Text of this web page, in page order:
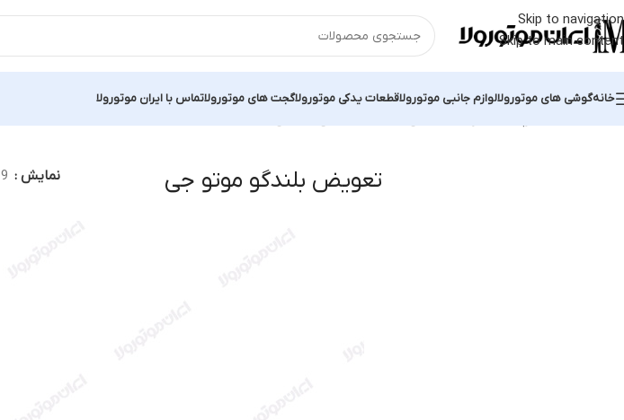
Skip to navigation
Skip to main content
خانهگوشی های موتورولالوازم جانبی موتورولاقطعات یدکی موتورولاگجت های موتورولاتماس با ایران موتورولا
تعویض بلندگو موتو جی نمایش 9